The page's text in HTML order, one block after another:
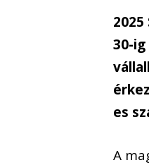
30-
es
A